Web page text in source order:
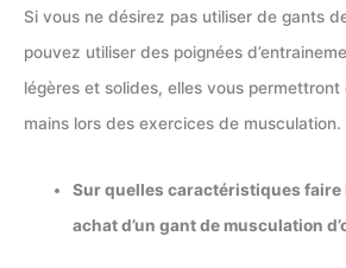
Si vous ne désirez pas utiliser de gants
pouvez utiliser des poignées
légères et solides, elles vous permettront
mains lors des exercices de musculation.
Sur quelles caractéristiques faire
achat d’un gant de musculation